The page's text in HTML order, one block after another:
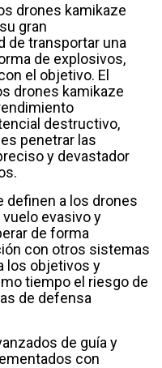
drones kamikaze
gran
de transportar una
de explosivos,
el objetivo. El
drones kamikaze
destructivo,
penetrar las
y devastador
definen a los drones
evasivo y
de forma
con otros sistemas
los objetivos y
tiempo el riesgo de
de defensa
de guía y
con